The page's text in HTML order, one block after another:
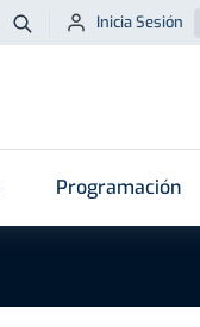
Buscar
Inicia Sesión
Programación